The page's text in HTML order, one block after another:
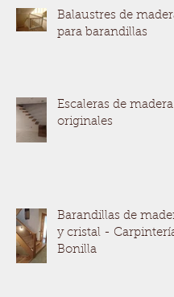
Balaustres de
para barandillas
Escaleras de madera
originales
Barandillas de
y cristal -
Bonilla